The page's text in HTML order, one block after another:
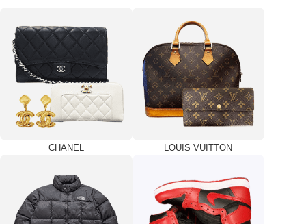
CHANEL LOUIS VUITTON